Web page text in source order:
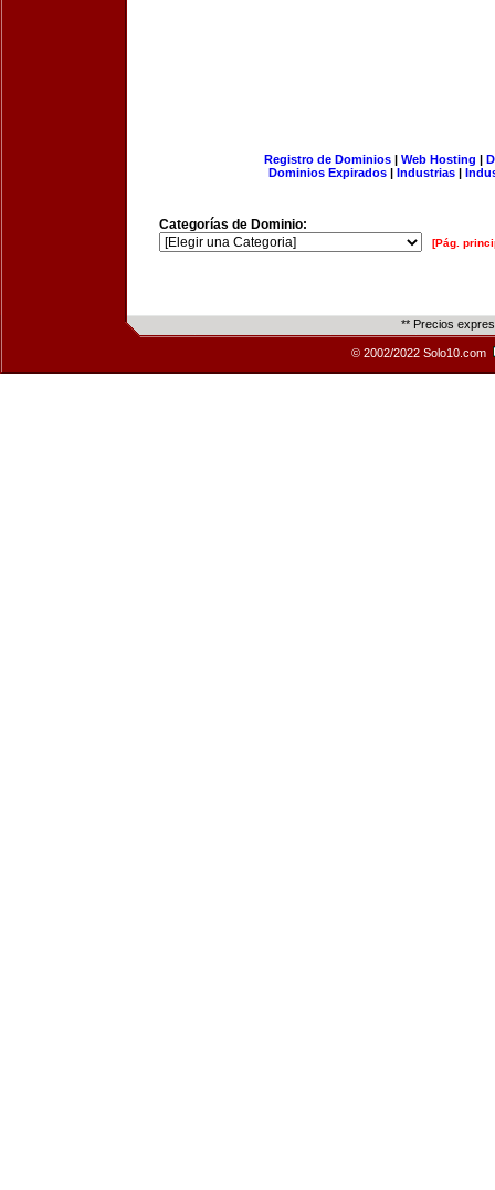
Registro de Dominios| Web Hosting |
Dominios Expirados | Industrias |
Categorías de Dominio:
[Pág.
** Precios
© 2002/2022 Solo10.com